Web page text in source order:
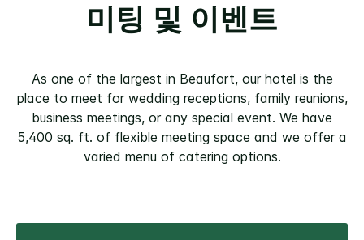
미팅 및 이벤트
As one of the largest in Beaufort, our hotel is the
place to meet for wedding receptions, family reunions,
business meetings, or any special event. We have
5,400 sq. ft. of flexible meeting space and we offer a
varied menu of catering options.